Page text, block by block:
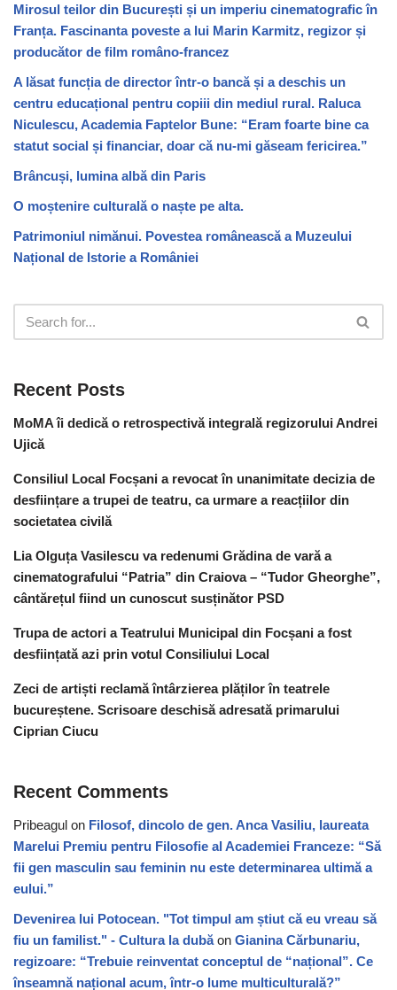
Mirosul teilor din București și un imperiu cinematografic în
Franța. Fascinanta poveste a lui Marin Karmitz, regizor și
producător de film româno-francez
A lăsat funcția de director într-o bancă și a deschis un
centru educațional pentru copiii din mediul rural. Raluca
Niculescu, Academia Faptelor Bune: “Eram foarte bine ca
statut social și financiar, doar că nu-mi găseam fericirea.”
Brâncuși, lumina albă din Paris
O moștenire culturală o naște pe alta.
Patrimoniul nimănui. Povestea românească a Muzeului
Național de Istorie a României
Recent Posts
MoMA îi dedică o retrospectivă integrală regizorului Andrei
Ujică
Consiliul Local Focșani a revocat în unanimitate decizia de
desființare a trupei de teatru, ca urmare a reacțiilor din
societatea civilă
Lia Olguța Vasilescu va redenumi Grădina de vară a
cinematografului “Patria” din Craiova – “Tudor Gheorghe”,
cântărețul fiind un cunoscut susținător PSD
Trupa de actori a Teatrului Municipal din Focșani a fost
desființată azi prin votul Consiliului Local
Zeci de artiști reclamă întârzierea plăților în teatrele
bucureștene. Scrisoare deschisă adresată primarului
Ciprian Ciucu
Recent Comments
Pribeagul on Filosof, dincolo de gen. Anca Vasiliu, laureata
Marelui Premiu pentru Filosofie al Academiei Franceze: “Să
fii gen masculin sau feminin nu este determinarea ultimă a
eului.”
Devenirea lui Potocean. "Tot timpul am știut că eu vreau să
fiu un familist." - Cultura la dubăon Gianina Cărbunariu,
regizoare: “Trebuie reinventat conceptul de “național”. Ce
înseamnă național acum, într-o lume multiculturală?”